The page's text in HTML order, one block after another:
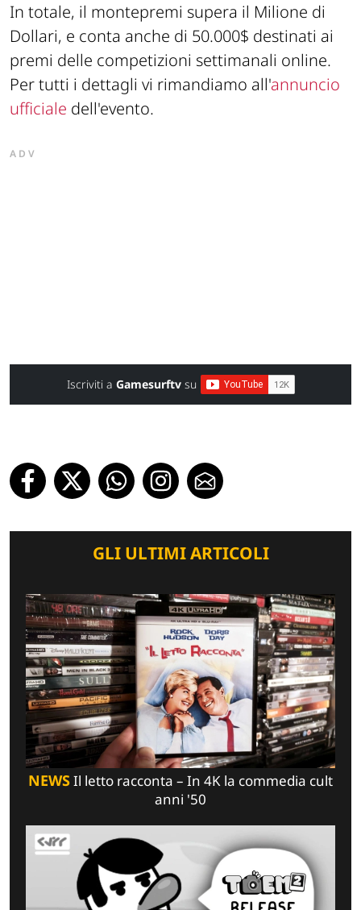
In totale, il montepremi supera il Milione di
Dollari, e conta anche di 50.000$ destinati ai
premi delle competizioni settimanali online.
Per tutti i dettagli vi rimandiamo all'annuncio
ufficiale dell'evento.
ADV
Iscriviti a Gamesurftvsu
GLI ULTIMI ARTICOLI
NEWSIl letto racconta – In 4K la commedia cult
anni '50